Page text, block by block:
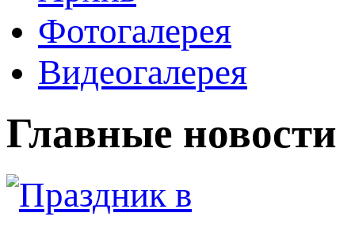
Фотогалерея
Видеогалерея
Главные новости